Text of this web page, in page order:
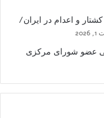
و اعدام در ایران/
عضو شورای مرکزی